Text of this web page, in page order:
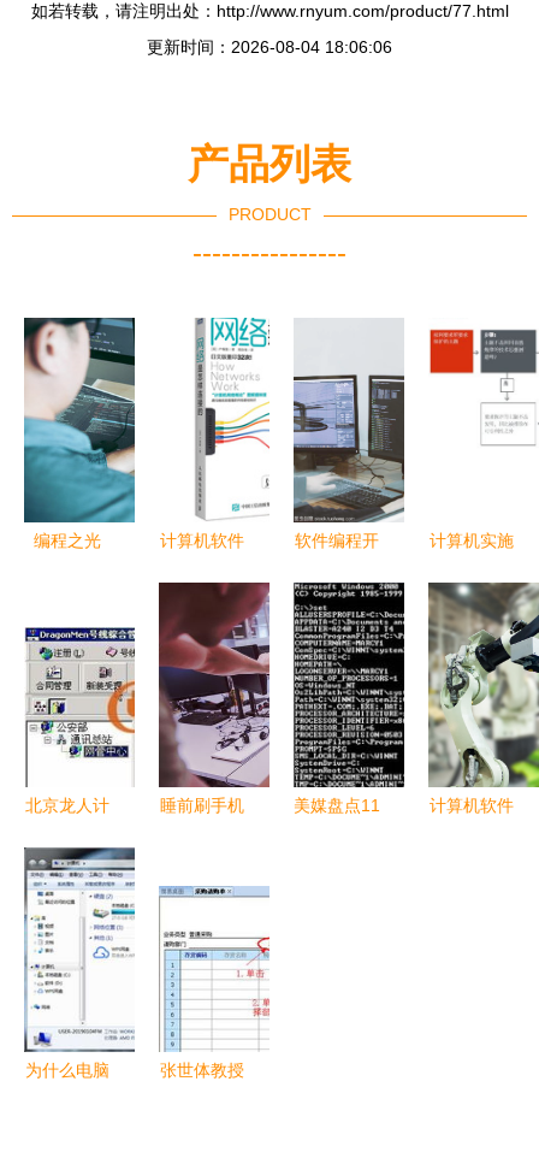
如若转载，请注明出处：http://www.rnyum.com/product/77.html
更新时间：2026-08-04 18:06:06
产品列表
PRODUCT
----------------
编程之光
的协作之舞
计算机软件
全面指南
软件编程开
作室办公室
项目的实践
与思考
计算机实施
件相关发明
审查实践的
比较分析
从国际视角
看专利申请
策略
北京龙人计
程 助力计
算机软件开
发行业升级
的整体方案
提供者
睡前刷手机
正“罪魁祸
首”竟是这
种软件？
美媒盘点11
计算机软件
为什么电脑
张世体教授